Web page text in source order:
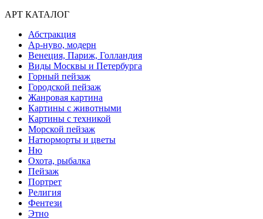
АРТ КАТАЛОГ
Абстракция
Ар-нуво, модерн
Венеция, Париж, Голландия
Виды Москвы и Петербурга
Горный пейзаж
Городской пейзаж
Жанровая картина
Картины с животными
Картины с техникой
Морской пейзаж
Натюрморты и цветы
Ню
Охота, рыбалка
Пейзаж
Портрет
Религия
Фентези
Этно